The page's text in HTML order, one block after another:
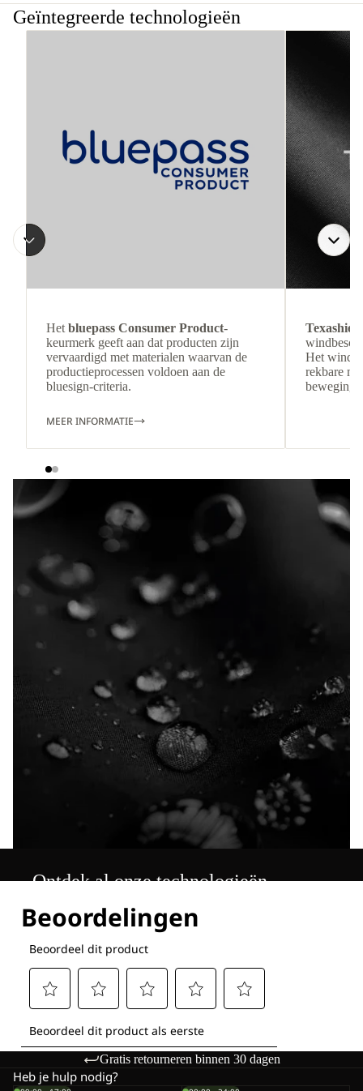
Geïntegreerde technologieën
Het bluepass Consumer Product-
keurmerk geeft aan dat producten zijn
vervaardigd met materialen waarvan de
productieprocessen voldoen aan de
bluesign-criteria.
MEER INFORMATIE
Het
rekbare
Ontdek al onze technologieën
Gratis retourneren binnen 30 dagen
Heb je hulp nodig?